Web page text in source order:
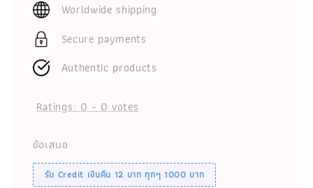
Worldwide shipping
Secure payments
Authentic products
Ratings:0-0votes
ข้อเสนอ
รับ Credit เงินคืน 12 บาท ทุกๆ 1000 บาท